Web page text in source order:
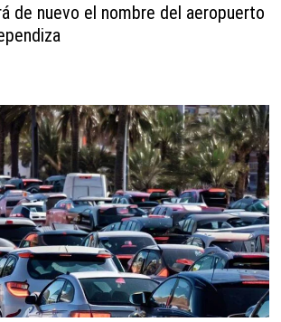
de nuevo el nombre del aeropuerto